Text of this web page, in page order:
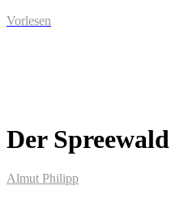
Vorlesen
Der Spreewald
Almut Philipp